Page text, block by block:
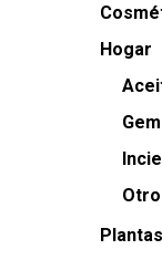
Hogar